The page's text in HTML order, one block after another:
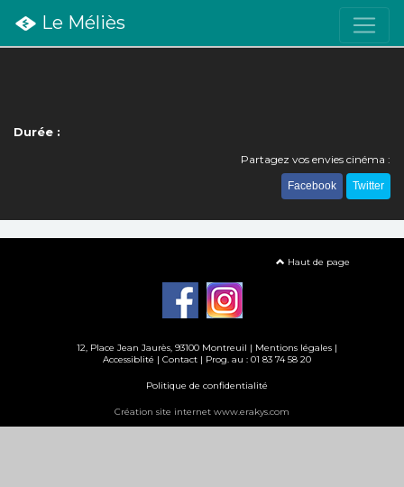
Le Méliès
Durée :
Partagez vos envies cinéma :
Facebook Twitter
Haut de page
12, Place Jean Jaurès, 93100 Montreuil | Mentions légales|
Accessiblité | Contact| Prog. au : 01 83 74 58 20
Politique de confidentialité
Création site internet www.erakys.com